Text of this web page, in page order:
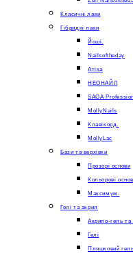
Класичні лаки
Гібридні лаки
Йоші.
Nailsoftheday
Атіка
НЕОНАЙЛ
SAGA
MollyNails
Клавікорд.
MollyLac
Бази та верхівки
Прозорі основи
Кольорові
Максимум.
Гелі та акрил
Акрило-гель та
Гелі
Пляшковий гель